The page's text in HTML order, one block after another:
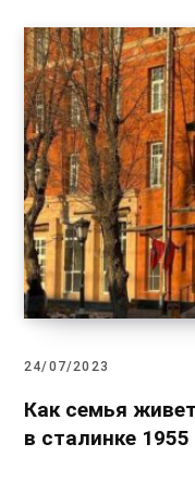
24/07/2023
Как семья
в сталинке